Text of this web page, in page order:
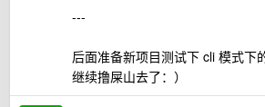
---
后面准备新项目测试下 cli 模式下
继续撸屎山去了：）